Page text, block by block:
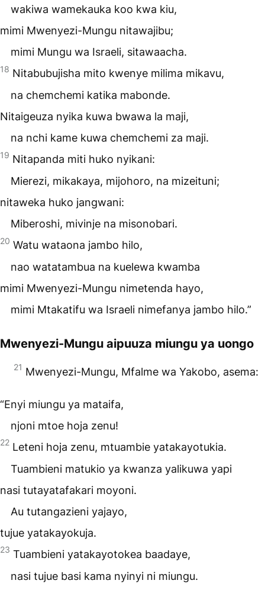
wakiwa wamekauka koo kwa kiu,
mimi Mwenyezi-Mungu nitawajibu;
mimi Mungu wa Israeli, sitawaacha.
18 Nitabubujisha mito kwenye milima mikavu,
na chemchemi katika mabonde.
Nitaigeuza nyika kuwa bwawa la maji,
na nchi kame kuwa chemchemi za maji.
19 Nitapanda miti huko nyikani:
Mierezi, mikakaya, mijohoro, na mizeituni;
nitaweka huko jangwani:
Miberoshi, mivinje na misonobari.
20 Watu wataona jambo hilo,
nao watatambua na kuelewa kwamba
mimi Mwenyezi-Mungu nimetenda hayo,
mimi Mtakatifu wa Israeli nimefanya jambo hilo.”
Mwenyezi-Mungu aipuuza miungu ya uongo
21 Mwenyezi-Mungu, Mfalme wa Yakobo, asema:
“Enyi miungu ya mataifa,
njoni mtoe hoja zenu!
22 Leteni hoja zenu, mtuambie yatakayotukia.
Tuambieni matukio ya kwanza yalikuwa yapi
nasi tutayatafakari moyoni.
Au tutangazieni yajayo,
tujue yatakayokuja.
23 Tuambieni yatakayotokea baadaye,
nasi tujue basi kama nyinyi ni miungu.